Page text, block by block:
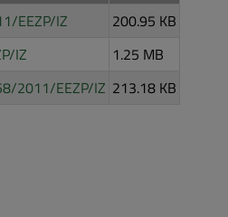
EEZP/IZ
200.95 KB
IZ
1.25 MB
2011/EEZP/IZ 213.18 KB